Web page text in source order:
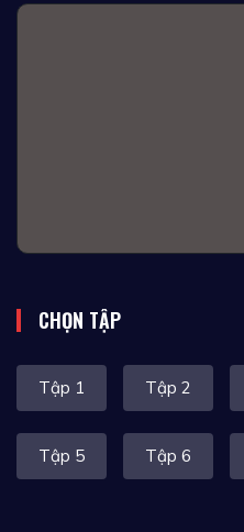
CHỌN TẬP
Tập 1 Tập 2
Tập 5 Tập 6